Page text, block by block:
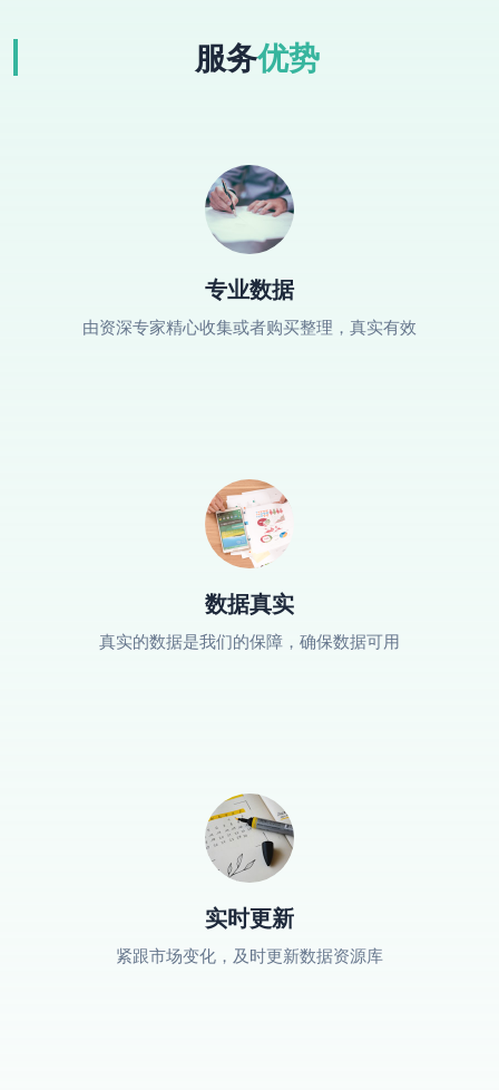
服务优势
专业数据
由资深专家精心收集或者购买整理，真实有效
数据真实
真实的数据是我们的保障，确保数据可用
实时更新
紧跟市场变化，及时更新数据资源库